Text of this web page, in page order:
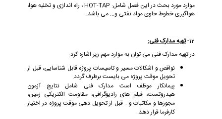
موارد مورد بحث در این فصل شامل: HOT-TAP، راه اندازی و تخلیه هوا،
هواگیری خطوط حاوی مواد نفتی و... می باشد.
12- تهیه مدارک فنی:
در تهیه مدارک فنی می توان به موارد مهم زیر اشاره کرد:
نواقص و اشکالات مسیر و تاسیسات پروژه قابل شناسایی، قبل از
تحویل موقت پروژه می بایست برطرف گردد.
پیمانکار موظف است مدارک فنی شامل نتایج آزمون
هیدروتست، فیلم های رادیوگرافی، مقاومت الکتریکی زمین،
مجوزها و مکاتبات و... قبل از تحویل دهی موقت پروژه در اختیار
کارفرما قرار دهد.